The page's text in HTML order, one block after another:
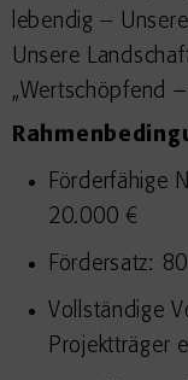
lebendig –
Unsere
„Wertschöpfend
Förderfähige
20.000 €
Fördersatz:
Vollständige
Projektträger